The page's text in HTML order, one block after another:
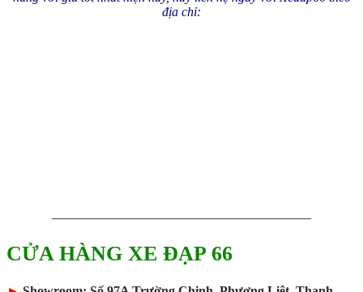
địa chỉ:
————————————————————
CỬA HÀNG XE ĐẠP 66